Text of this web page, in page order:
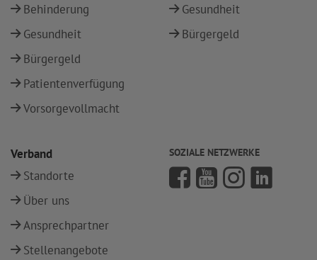
Behinderung
Gesundheit
Bürgergeld
Patientenverfügung
Vorsorgevollmacht
Gesundheit
Bürgergeld
Verband
Standorte
Über uns
Ansprechpartner
Stellenangebote
SOZIALE NETZWERKE